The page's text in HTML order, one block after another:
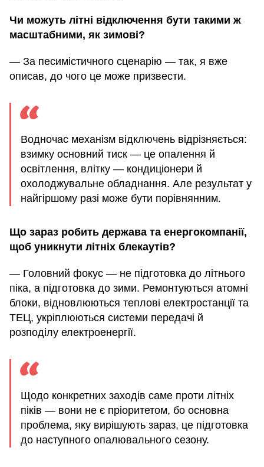
Чи можуть літні відключення бути такими ж
масштабними, як зимові?
— За песимістичного сценарію — так, я вже
описав, до чого це може призвести.
Водночас механізм відключень відрізняється:
взимку основний тиск — це опалення й
освітлення, влітку — кондиціонери й
охолоджувальне обладнання. Але результат у
найгіршому разі може бути порівнянним.
Що зараз робить держава та енергокомпанії,
щоб уникнути літніх блекаутів?
— Головний фокус — не підготовка до літнього
піка, а підготовка до зими. Ремонтуються атомні
блоки, відновлюються теплові електростанції та
ТЕЦ, укріплюються системи передачі й
розподілу електроенергії.
Щодо конкретних заходів саме проти літніх
піків — вони не є пріоритетом, бо основна
проблема, яку вирішують зараз, це підготовка
до наступного опалювального сезону.